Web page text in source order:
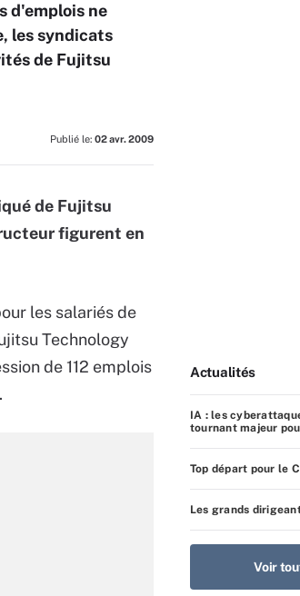
d'emplois ne
les syndicats
de Fujitsu
Publié le: 02 avr. 2009
de Fujitsu
figurent en
les salariés de
Technology
de 112 emplois
Actualités
IA : les
tournant majeur
Top départ pour le
Les grands
Voir